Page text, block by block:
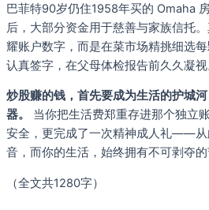
巴菲特90岁仍住1958年买的 Omaha
后，大部分资金用于慈善与家族信托
耀账户数字，而是在菜市场精挑细选
认真签字，在父母体检报告前久久凝视
炒股赚的钱，首先要成为生活的护城
器。
当你把生活费郑重存进那个独立
安全，更完成了一次精神成人礼——从
音，而你的生活，始终拥有不可剥夺的
（全文共1280字）